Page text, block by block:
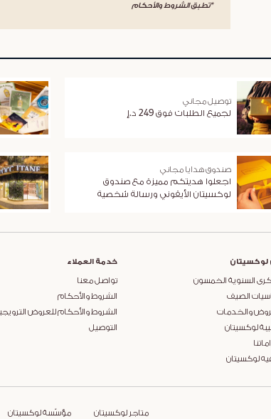
*تطبق الشروط والأحكام
توصيل مجاني
لجميع الطلبات فوق 249 د.إ
صندوق هدايا مجاني
اجعلوا هديتكم مميزة مع صندوق
لوكسيتان الأيقوني ورسالة شخصية
لوكسيتان
السنوية الخمسون
الصيف
والخدمات
لوكسيتان
لوكسيتان
خدمة العملاء
تواصل معنا
الشروط والأحكام
الشروط والأحكام للعروض
التوصيل
متاجر لوكسيتان مؤسّسة لوكسيتان